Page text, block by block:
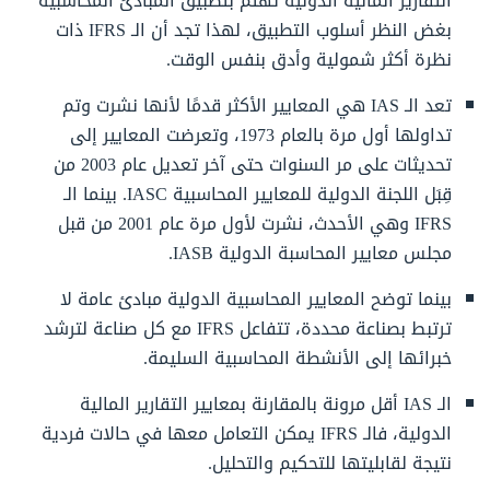
بغض النظر أسلوب التطبيق، لهذا تجد أن الـ IFRS ذات
نظرة أكثر شمولية وأدق بنفس الوقت.
تعد الـ IAS هي المعايير الأكثر قدمًا لأنها نشرت وتم
تداولها أول مرة بالعام 1973، وتعرضت المعايير إلى
تحديثات على مر السنوات حتى آخر تعديل عام 2003 من
قِبَل اللجنة الدولية للمعايير المحاسبية IASC. بينما الـ
IFRS وهي الأحدث، نشرت لأول مرة عام 2001 من قبل
مجلس معايير المحاسبة الدولية IASB.
بينما توضح المعايير المحاسبية الدولية مبادئ عامة لا
ترتبط بصناعة محددة، تتفاعل IFRS مع كل صناعة لترشد
خبرائها إلى الأنشطة المحاسبية السليمة.
الـ IAS أقل مرونة بالمقارنة بمعايير التقارير المالية
الدولية، فالـ IFRS يمكن التعامل معها في حالات فردية
نتيجة لقابليتها للتحكيم والتحليل.